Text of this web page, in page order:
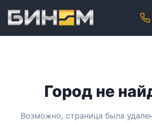
Город не
Возможно, страница была